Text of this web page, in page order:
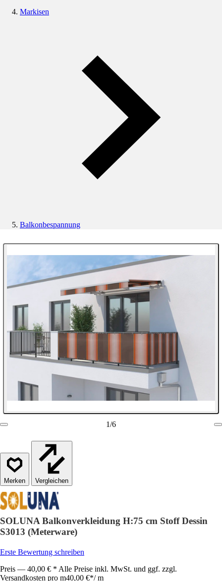
Markisen
Balkonbespannung
1/6
Vergleichen
SOLUNA Balkonverkleidung H:75 cm Stoff Dessin
S3013 (Meterware)
Erste Bewertung schreiben
Preis — 40,00 € * Alle Preise inkl. MwSt. und ggf. zzgl.
Versandkosten pro m40,00 €*/ m